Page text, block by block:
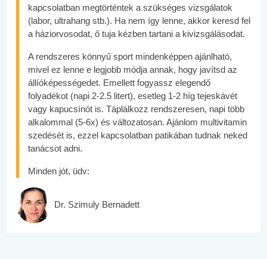
kapcsolatban megtörténtek a szükséges vizsgálatok
(labor, ultrahang stb.). Ha nem így lenne, akkor keresd fel
a háziorvosodat, ő tuja kézben tartani a kivizsgálásodat.
A rendszeres könnyű sport mindenképpen ajánlható,
mivel ez lenne e legjobb módja annak, hogy javítsd az
állíóképességedet. Emellett fogyassz elegendő
folyadékot (napi 2-2.5 litert), esetleg 1-2 híg tejeskávét
vagy kapucsínót is. Táplálkozz rendszeresen, napi több
alkalommal (5-6x) és változatosan. Ajánlom multivitamin
szedését is, ezzel kapcsolatban patikában tudnak neked
tanácsot adni.
Minden jót, üdv:
Dr. Szimuly Bernadett